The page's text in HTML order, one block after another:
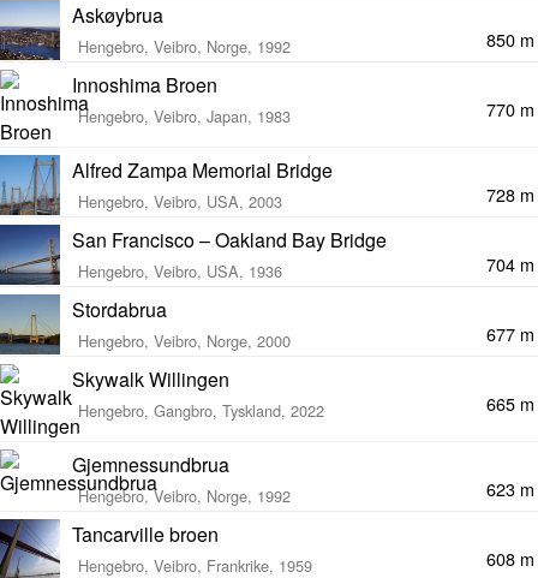
Askøybrua
Hengebro, Veibro, Norge, 1992 850 m
Innoshima Broen
Hengebro, Veibro, Japan, 1983 770 m
Alfred Zampa Memorial Bridge
Hengebro, Veibro, USA, 2003 728 m
San Francisco – Oakland Bay Bridge
Hengebro, Veibro, USA, 1936 704 m
Stordabrua
Hengebro, Veibro, Norge, 2000 677 m
Skywalk Willingen
Hengebro, Gangbro, Tyskland, 2022 665 m
Gjemnessundbrua
Hengebro, Veibro, Norge, 1992 623 m
Tancarville broen
Hengebro, Veibro, Frankrike, 1959 608 m